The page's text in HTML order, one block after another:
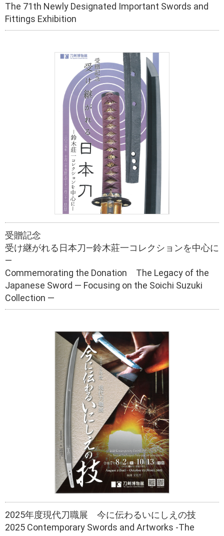
The 71th Newly Designated Important Swords and
Fittings Exhibition
受贈記念
受け継がれる日本刀―鈴木莊一コレクションを中心に
―
Commemorating the Donation The Legacy of the
Japanese Sword ― Focusing on the Soichi Suzuki
Collection ―
2025年度現代刀職展 今に伝わるいにしえの技
2025 Contemporary Swords and Artworks -The